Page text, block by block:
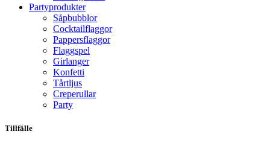
Party­­produkter
Såpbubblor
Cocktail­flaggor
Pappers­flaggor
Flaggspel
Girlanger
Konfetti
Tårtljus
Creperullar
Party
Tillfälle